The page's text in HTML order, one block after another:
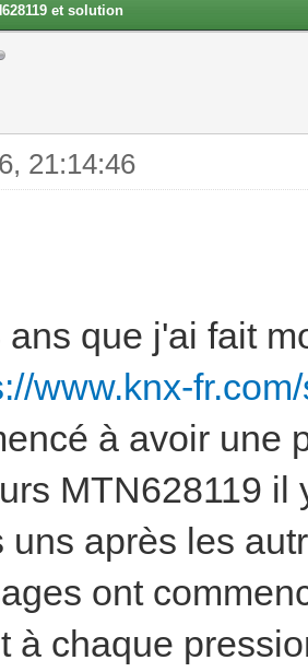
et solution
21:14:46
ans que j'ai fait
www.knx-
à avoir une
MTN628119
uns après les
ont
à chaque